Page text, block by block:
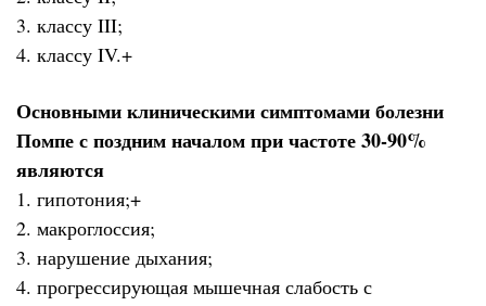
3. классу III;
4. классу IV.+
Основными клиническими симптомами болезни
Помпе с поздним началом при частоте 30-90%
являются
1. гипотония;+
2. макроглоссия;
3. нарушение дыхания;
4. прогрессирующая мышечная слабость с